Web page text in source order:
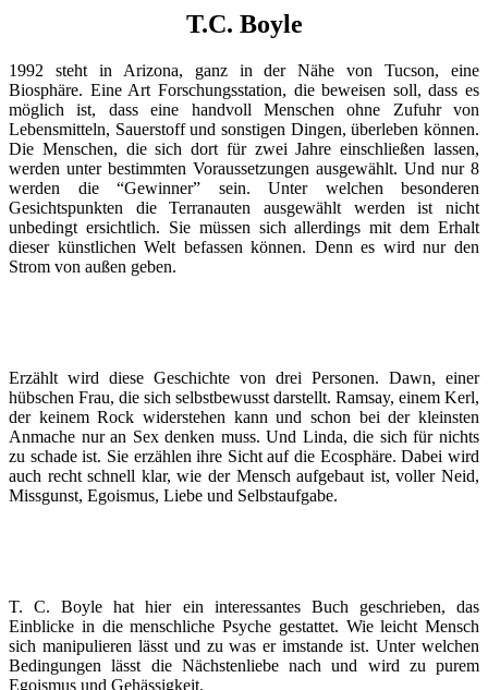
T.C. Boyle
1992 steht in Arizona, ganz in der Nähe von Tucson, eine
Biosphäre. Eine Art Forschungsstation, die beweisen soll, dass es
möglich ist, dass eine handvoll Menschen ohne Zufuhr von
Lebensmitteln, Sauerstoff und sonstigen Dingen, überleben können.
Die Menschen, die sich dort für zwei Jahre einschließen lassen,
werden unter bestimmten Voraussetzungen ausgewählt. Und nur 8
werden die “Gewinner” sein. Unter welchen besonderen
Gesichtspunkten die Terranauten ausgewählt werden ist nicht
unbedingt ersichtlich. Sie müssen sich allerdings mit dem Erhalt
dieser künstlichen Welt befassen können. Denn es wird nur den
Strom von außen geben.
Erzählt wird diese Geschichte von drei Personen. Dawn, einer
hübschen Frau, die sich selbstbewusst darstellt. Ramsay, einem Kerl,
der keinem Rock widerstehen kann und schon bei der kleinsten
Anmache nur an Sex denken muss. Und Linda, die sich für nichts
zu schade ist. Sie erzählen ihre Sicht auf die Ecosphäre. Dabei wird
auch recht schnell klar, wie der Mensch aufgebaut ist, voller Neid,
Missgunst, Egoismus, Liebe und Selbstaufgabe.
T. C. Boyle hat hier ein interessantes Buch geschrieben, das
Einblicke in die menschliche Psyche gestattet. Wie leicht Mensch
sich manipulieren lässt und zu was er imstande ist. Unter welchen
Bedingungen lässt die Nächstenliebe nach und wird zu purem
Egoismus und Gehässigkeit.